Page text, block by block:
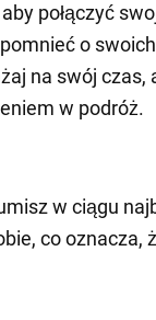
połączyć
o
na swój czas,
w podróż.
w ciągu
co oznacza,